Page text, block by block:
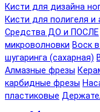
Кисти для дизайна
Кисти для полигеля и
Средства ДО и ПОСЛЕ
микроволновки Воск
шугаринга (сахарная)
Алмазные фрезы
карбидные фрезы
пластиковые